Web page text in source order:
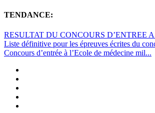
TENDANCE:
RESULTAT DU CONCOURS D’ENTREE
Liste définitive pour les épreuves écrites du
Concours d’entrée à l’Ecole de médecine mil...